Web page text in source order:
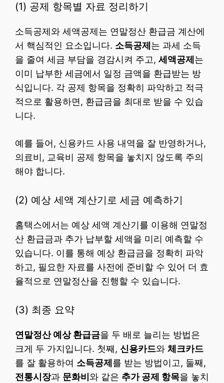
(1) 공제 항목별 자료 정리하기
소득공제와 세액공제는 연말정산 환급금 계산에
서 핵심적인 요소입니다. 소득공제 는 과세 소득
을 줄여 세금 부담을 경감시켜 주고, 세액공제 는
이미 납부한 세금에서 일정 금액을 환급받는 방
식입니다. 각 공제 항목을 정확히 파악하고 적극
적으로 활용하면, 환급금을 최대로 받을 수 있습
니다.
예를 들어, 신용카드 사용 내역을 잘 반영하거나,
의료비, 교육비 공제 항목을 놓치지 않도록 주의
해야 합니다.
(2) 예상 세액 계산기로 세금 예측하기
홈택스에서는 예상 세액 계산기를 이용해 연말정
산 환급금과 추가 납부할 세액을 미리 예측할 수
있습니다. 이를 통해 예상 환급금을 정확히 파악
하고, 필요한 자료를 사전에 준비할 수 있어 더 효
율적으로 연말정산을 진행할 수 있습니다.
(3) 최종 요약
연말정산 예상 환급금을 두 배로 늘리는 방법은
크게 두 가지입니다. 첫째, 신용카드와 체크카드
를 잘 활용하여 소득공제 를 받는 방법이고, 둘째,
전통시장과 문화비 와 같은 추가 공제 항목을 놓치